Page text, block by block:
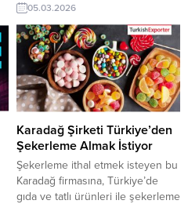
TurkishExporter, güvenilir iş
bağlantıları kurarak ticarette
sınırları kaldırıyor. Küresel ticaret
için güçlü bir köprü oluşturuyor.
Günün Alım Taleplerinden
Bazıları: Etiyopya Firması, Beton
Blok Makinesi İthal
Edecekİspanyalı İthalatçı,
Türkiye’den Şekerleme Satın
AlacakKübalı Şirket, Türkiye’den
Buğday Unu...
05.03.2026
Karadağ Şirketi Türkiye’den
Şekerleme Almak İstiyor
Şekerleme ithal etmek isteyen bu
Karadağ firmasına, Türkiye’de
gıda ve tatlı ürünleri ile şekerleme